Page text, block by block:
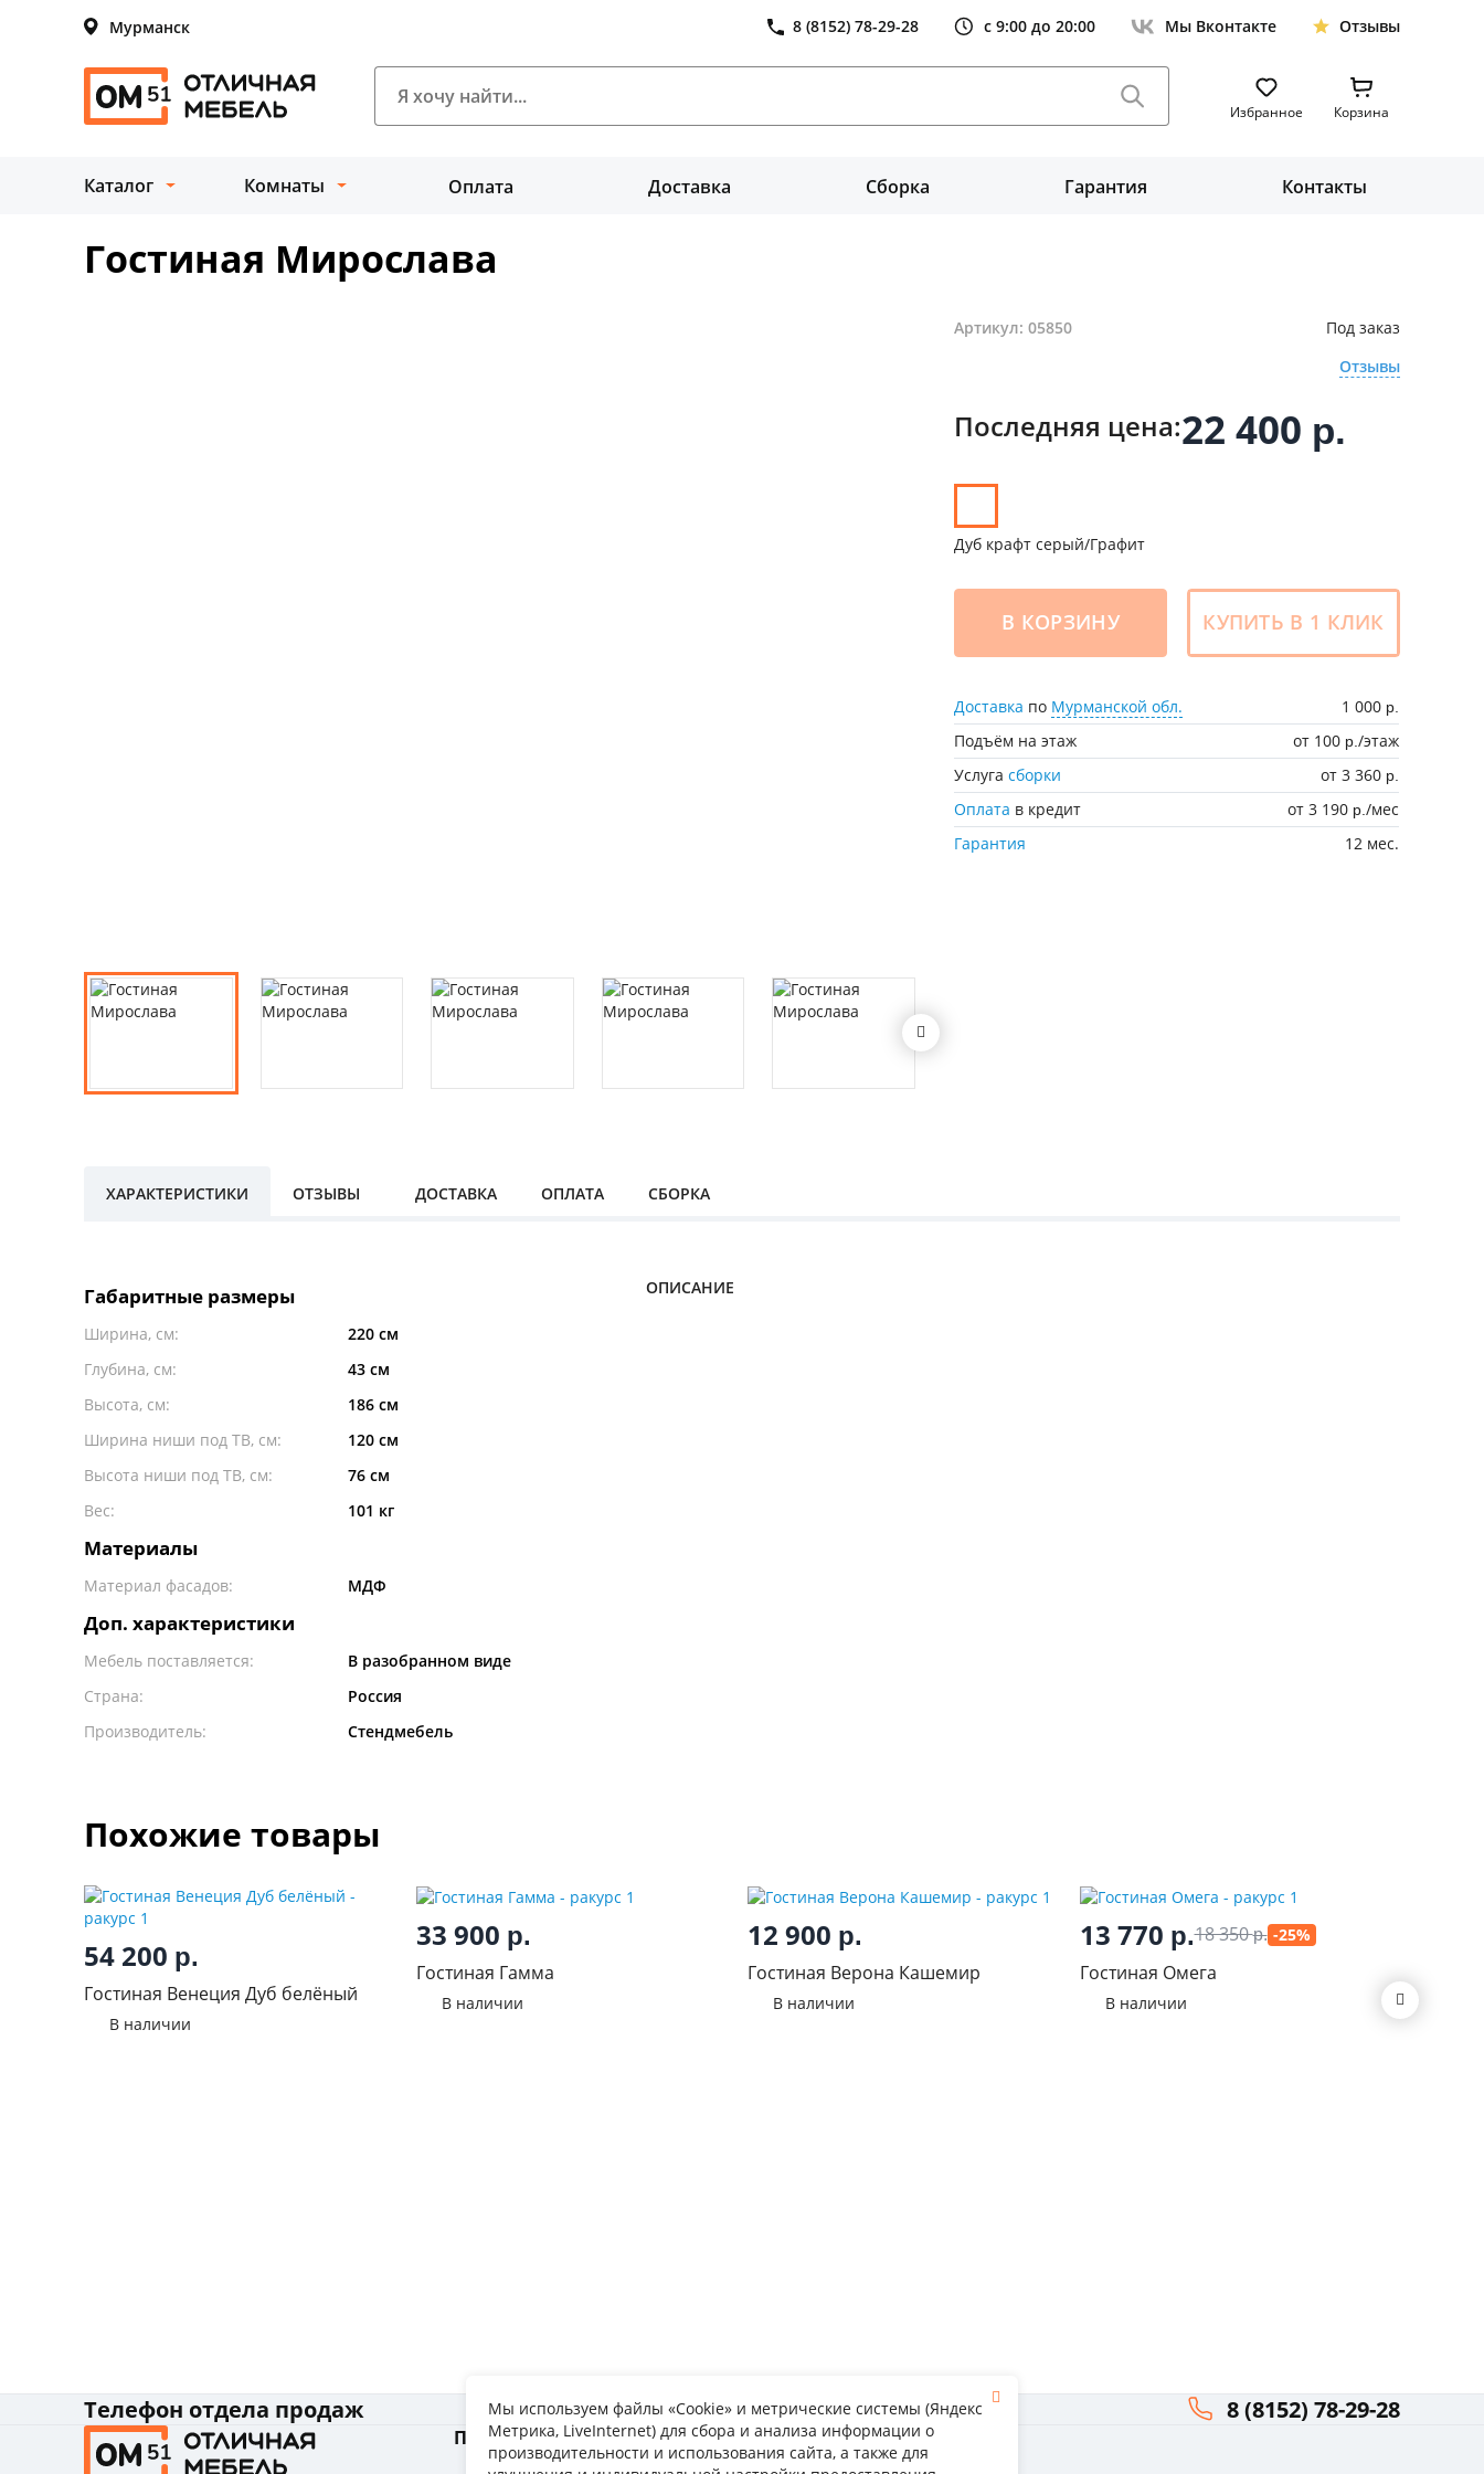
Мурманск 8 (8152) 78-29-28 с 9:00 до 20:00 Мы Вконтакте Отзывы
Избранное Корзина
Каталог Комнаты Оплата Доставка Сборка Гарантия Контакты
Гостиная Мирослава
Артикул: 05850
Под заказ
Отзывы
Последняя цена:22 400 р.
Дуб крафт серый/Графит
В КОРЗИНУ КУПИТЬ В 1 КЛИК
Доставка по Мурманской обл. 1 000 р.
Подъём на этаж от 100 р./этаж
Услугасборки от 3 360 р.
Оплата в кредит от 3 190 р./мес
Гарантия
12 мес.
ХАРАКТЕРИСТИКИ ОТЗЫВЫ ДОСТАВКА ОПЛАТА СБОРКА
Габаритные размеры
Ширина, см:
220 см
Глубина, см:
43 см
Высота, см:
186 см
Ширина ниши под ТВ, см:
120 см
Высота ниши под ТВ, см:
76 см
Вес:
101 кг
Материалы
Материал фасадов: МДФ
Доп. характеристики
Мебель поставляется:
В разобранном виде
Страна:
Россия
Производитель:
Стендмебель
ОПИСАНИЕ
Похожие товары
54 200 р.
Гостиная Венеция Дуб белёный
В наличии
33 900 р.
Гостиная Гамма
В наличии
12 900 р.
Гостиная Верона Кашемир
В наличии
13 770 р.18 350р. -25%
Гостиная Омега
В наличии
Телефон отдела продаж 8 (8152) 78-29-28
Покупателю Информация
Мы используем файлы «Cookie» и метрические системы (Яндекс
Метрика, LiveInternet) для сбора и анализа информации о
производительности и использования сайта, а также для